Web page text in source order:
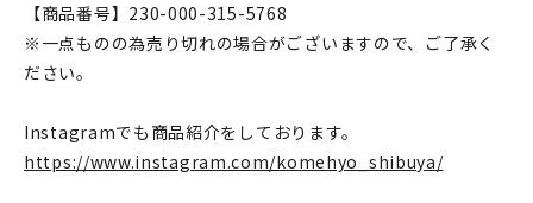
【商品番号】230-000-315-5768
※一点ものの為売り切れの場合がございますので、ご了承く
ださい。
Instagramでも商品紹介をしております。
https://www.instagram.com/komehyo_shibuya/